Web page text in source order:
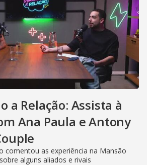
a Relação: Assista à
Ana Paula e Antony
comentou as experiência na Mansão
alguns aliados e rivais